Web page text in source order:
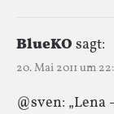
BlueKO sagt:
20. Mai 2011 um
@sven: „Lena